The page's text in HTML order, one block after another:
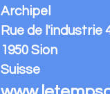
Archipel
Rue de l'industrie
1950 Sion
Suisse